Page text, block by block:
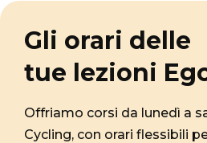
Gli orari delle
tue lezioni
Offriamo corsi da lunedì a
Cycling, con orari flessibili